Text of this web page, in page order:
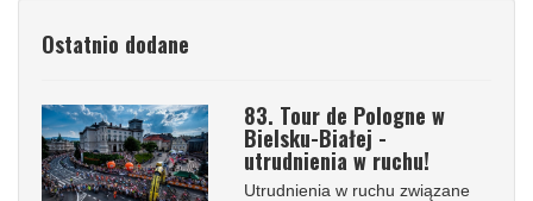
Ostatnio dodane
83. Tour de Pologne w
Bielsku-Białej -
utrudnienia w ruchu!
Utrudnienia w ruchu związane